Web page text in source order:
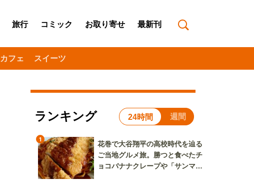
旅行 コミック お取り寄せ 最新刊
カフェ スイーツ
ランキング 24時間 週間
1
花巻で大谷翔平の高校時代を辿る
ご当地グルメ旅。勝つと食べたチ
ョコバナナクレープや「サンマー